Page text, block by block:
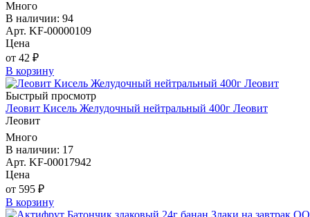
Много
В наличии: 94
Арт. KF-00000109
Цена
от 42 ₽
В корзину
Быстрый просмотр
Леовит Кисель Желудочный нейтральный 400г Леовит
Леовит
Много
В наличии: 17
Арт. KF-00017942
Цена
от 595 ₽
В корзину